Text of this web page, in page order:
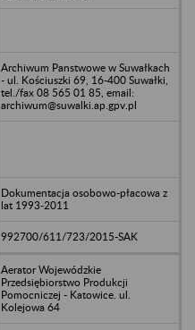
Archiwum Panstwowe w Suwałkach
- ul. Kościuszki 69, 16-400 Suwałki,
tel./fax 08 565 01 85, email:
archiwum@suwalki.ap.gpv.pl
Dokumentacja osobowo-płacowa z
lat 1993-2011
992700/611/723/2015-SAK
Aerator Wojewódzkie
Przedsiębiorstwo Produkcji
Pomocniczej - Katowice. ul.
Kolejowa 64